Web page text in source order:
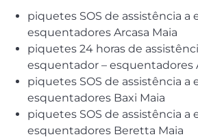
piquetes SOS de assistência a
esquentadores Arcasa Maia
piquetes 24 horas de
esquentador – esquentadores
piquetes SOS de assistência a
esquentadores Baxi Maia
piquetes SOS de assistência a
esquentadores Beretta Maia